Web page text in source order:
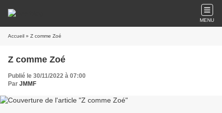
MENU
Accueil » Z comme Zoé
Z comme Zoé
Publié le 30/11/2022 à 07:00
Par JMMF